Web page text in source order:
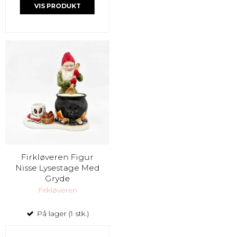
VIS PRODUKT
Firkløveren Figur
Nisse Lysestage Med
Gryde
Firkløveren
På lager (1 stk.)